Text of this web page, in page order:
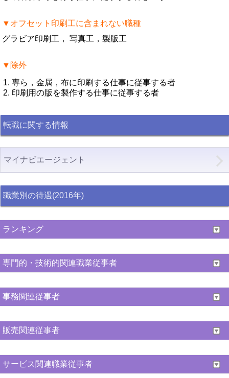
▼オフセット印刷工に含まれない職種
グラビア印刷工， 写真工，製版工
▼除外
専ら，金属，布に印刷する仕事に従事する者
印刷用の版を製作する仕事に従事する者
転職に関する情報
マイナビエージェント
職業別の待遇(2016年)
ランキング
専門的・技術的関連職業従事者
事務関連従事者
販売関連従事者
サービス関連職業従事者